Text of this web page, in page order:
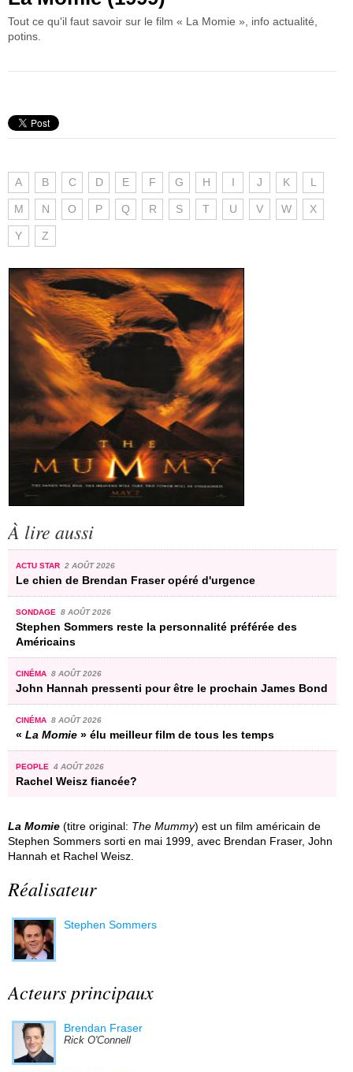
Tout ce qu'il faut savoir sur le film « La Momie », info actualité,
potins.
A B C D E F G H I J K L
M N O P Q R S T U V W X
Y Z
À lire aussi
ACTU STAR 2 AOÛT 2026
Le chien de Brendan Fraser opéré d'urgence
SONDAGE 8 AOÛT 2026
Stephen Sommers reste la personnalité préférée des
Américains
CINÉMA 8 AOÛT 2026
John Hannah pressenti pour être le prochain James Bond
CINÉMA 8 AOÛT 2026
« La Momie » élu meilleur film de tous les temps
PEOPLE 4 AOÛT 2026
Rachel Weisz fiancée?
La Momie (titre original: The Mummy) est un film américain de
Stephen Sommers sorti en mai 1999, avec Brendan Fraser, John
Hannah et Rachel Weisz.
Réalisateur
Stephen Sommers
Acteurs principaux
Brendan Fraser
Rick O'Connell